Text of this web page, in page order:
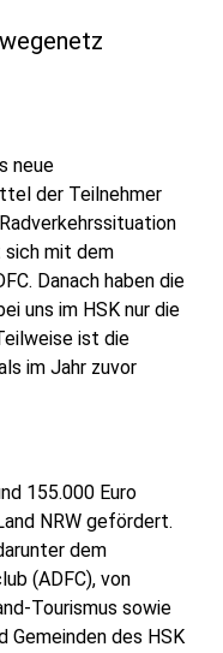
neue
der Teilnehmer
sich mit dem
Danach haben die
uns im HSK nur die
ist die
im Jahr zuvor
155.000 Euro
NRW gefördert.
dem
(ADFC), von
Tourismus sowie
Gemeinden des HSK